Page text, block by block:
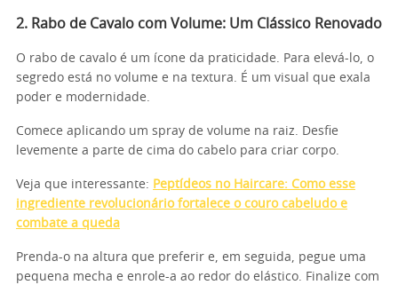
2. Rabo de Cavalo com Volume: Um Clássico Renovado
O rabo de cavalo é um ícone da praticidade. Para elevá-lo, o
segredo está no volume e na textura. É um visual que exala
poder e modernidade.
Comece aplicando um spray de volume na raiz. Desfie
levemente a parte de cima do cabelo para criar corpo.
Veja que interessante: Peptídeos no Haircare: Como esse
ingrediente revolucionário fortalece o couro cabeludo e
combate a queda
Prenda-o na altura que preferir e, em seguida, pegue uma
pequena mecha e enrole-a ao redor do elástico. Finalize com